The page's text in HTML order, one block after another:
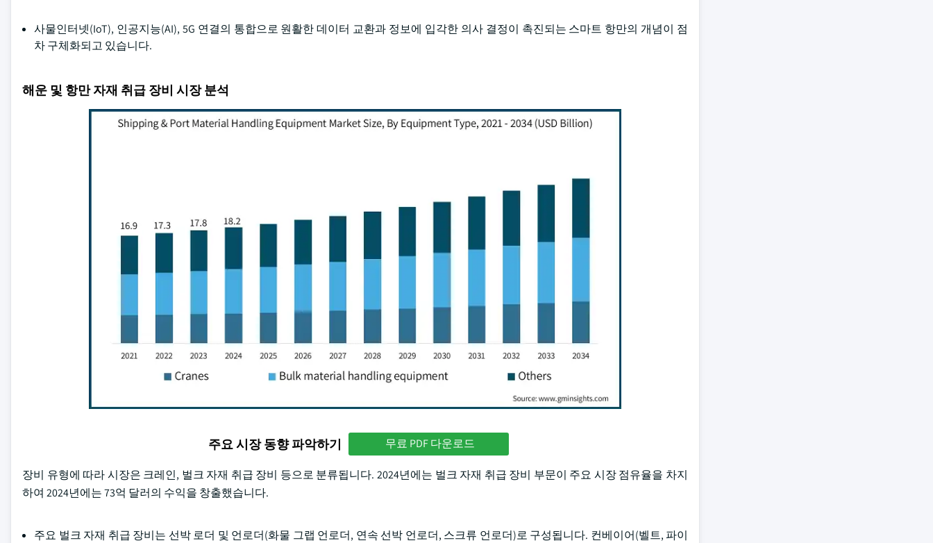
사물인터넷(IoT), 인공지능(AI), 5G 연결의 통합으로 원활한 데이터 교환과 정보에 입각한 의사 결정이 촉진되는 스마트 항만의 개념이 점
차 구체화되고 있습니다.
해운 및 항만 자재 취급 장비 시장 분석
주요 시장 동향 파악하기 무료 PDF 다운로드
장비 유형에 따라 시장은 크레인, 벌크 자재 취급 장비 등으로 분류됩니다. 2024년에는 벌크 자재 취급 장비 부문이 주요 시장 점유율을 차지
하여 2024년에는 73억 달러의 수익을 창출했습니다.
주요 벌크 자재 취급 장비는 선박 로더 및 언로더(화물 그랩 언로더, 연속 선박 언로더, 스크류 언로더)로 구성됩니다. 컨베이어(벨트, 파이